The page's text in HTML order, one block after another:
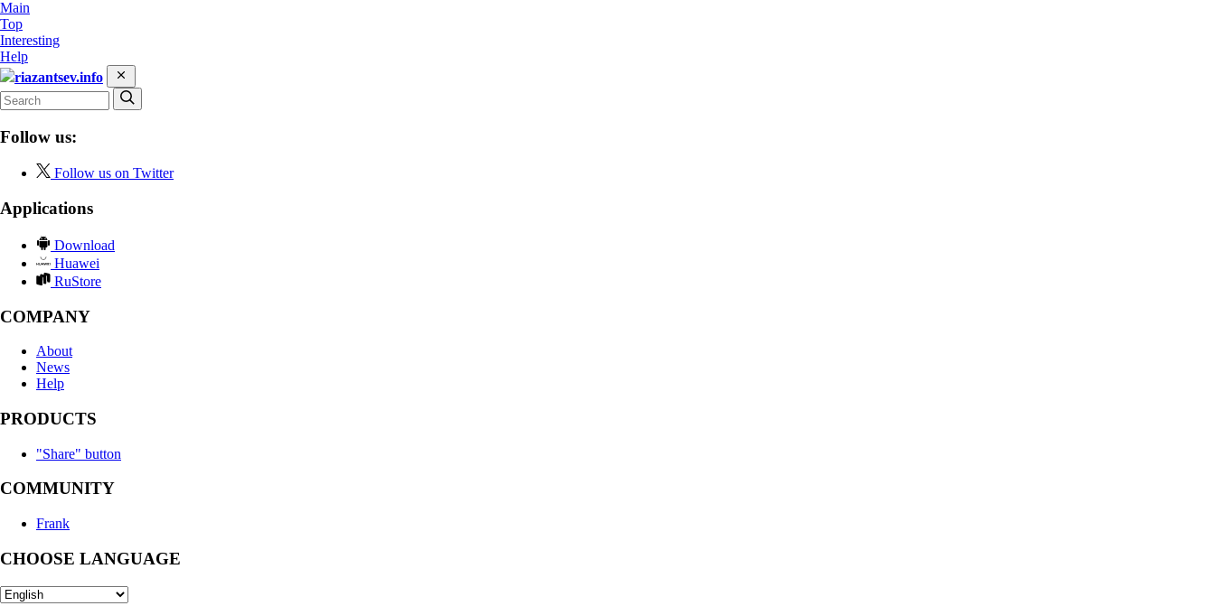
Main
Top
Interesting
Help
riazantsev.info
Follow us:
Follow us on Twitter
Applications
Download
Huawei
RuStore
COMPANY
About
News
Help
PRODUCTS
"Share" button
COMMUNITY
Frank
CHOOSE LANGUAGE